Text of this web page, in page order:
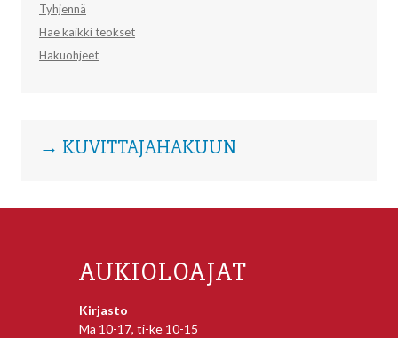
Tyhjennä
Hae kaikki teokset
Hakuohjeet
→ KUVITTAJAHAKUUN
AUKIOLOAJAT
Kirjasto
Ma 10-17, ti-ke 10-15